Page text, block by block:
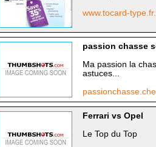
www.tocard-
passion chasse
Ma passion la
astuces...
Ferrari vs Opel
Le Top du Top